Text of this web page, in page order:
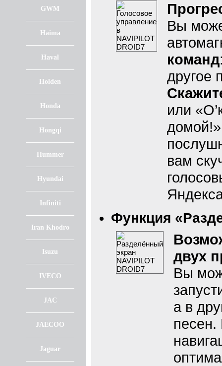
GWM
Haima
Haval
Holden
Honda
Hongqi
Hummer
Hyundai
Infiniti
Iran Khodro
Isuzu
IVECO
JAC
JAECOO
Jaguar
Вы
команд
другое
или
вам
Функция
двух
Вы
а в
песен.